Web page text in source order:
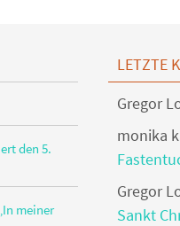
den 5.
meiner
LETZTE
Gregor
monika
Gregor
Sankt